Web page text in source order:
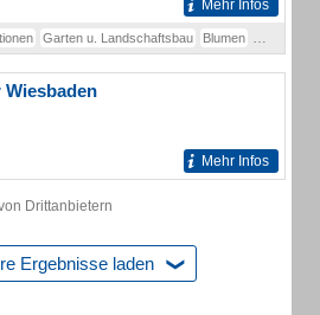
Mehr Infos
Garten u. Landschaftsbau Blumen
Wiesbaden
Mehr Infos
Drittanbietern
Ergebnisse laden